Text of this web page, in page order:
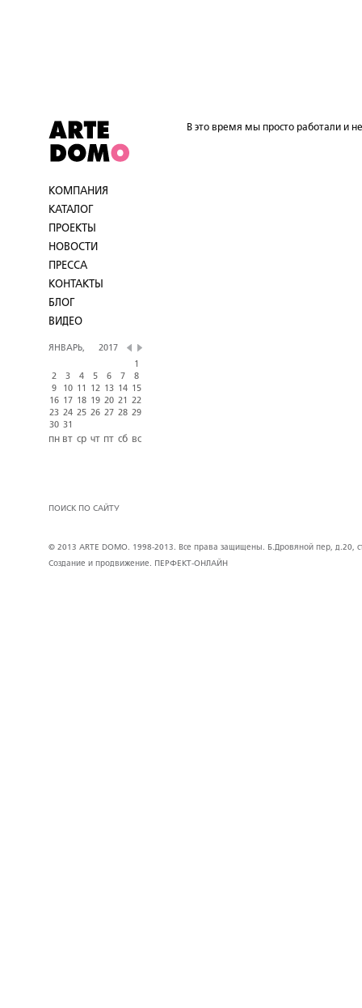
КОМПАНИЯ
КАТАЛОГ
ПРОЕКТЫ
НОВОСТИ
ПРЕССА
КОНТАКТЫ
БЛОГ
ВИДЕО
ЯНВАРЬ,
2017
1
2
3 4 5 6 7
8
9
10 11 12 13 14
15
16 17 18 19 20 21
22
23 24 25 26 27 28 29
30 31
пн вт ср чт пт сб вс
ПОИСК ПО САЙТУ
В это время мы просто работали и
© 2013 ARTE DOMO. 1998-2013. Все права защищены. Б.Дровяной пер, д.20,
Создание и продвижение.
ПЕРФЕКТ-ОНЛАЙН